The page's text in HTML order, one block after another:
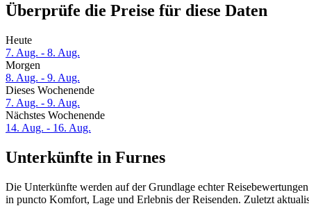
Überprüfe die Preise für diese Daten
Heute
7. Aug. - 8. Aug.
Morgen
8. Aug. - 9. Aug.
Dieses Wochenende
7. Aug. - 9. Aug.
Nächstes Wochenende
14. Aug. - 16. Aug.
Unterkünfte in Furnes
Die Unterkünfte werden auf der Grundlage echter
in puncto Komfort, Lage und Erlebnis der Reisenden. Zuletzt